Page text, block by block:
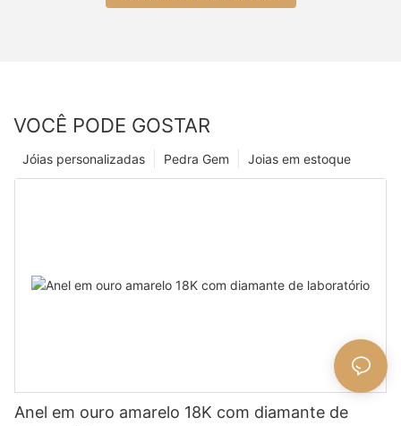
VOCÊ PODE GOSTAR
Joias em estoque
Pedra Gem
Jóias personalizadas
Anel em ouro amarelo 18K com diamante de